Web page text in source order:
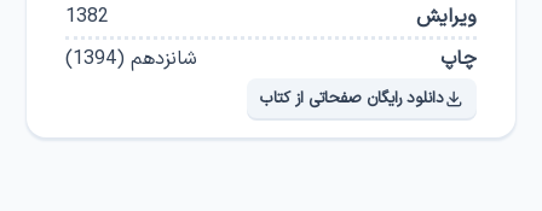
ویرایش
1382
چاپ
شانزدهم(
1394
)
دانلود رایگان صفحاتی از کتاب